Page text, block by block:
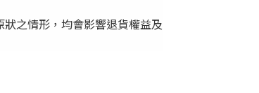
之情形，均會影響退貨權益及